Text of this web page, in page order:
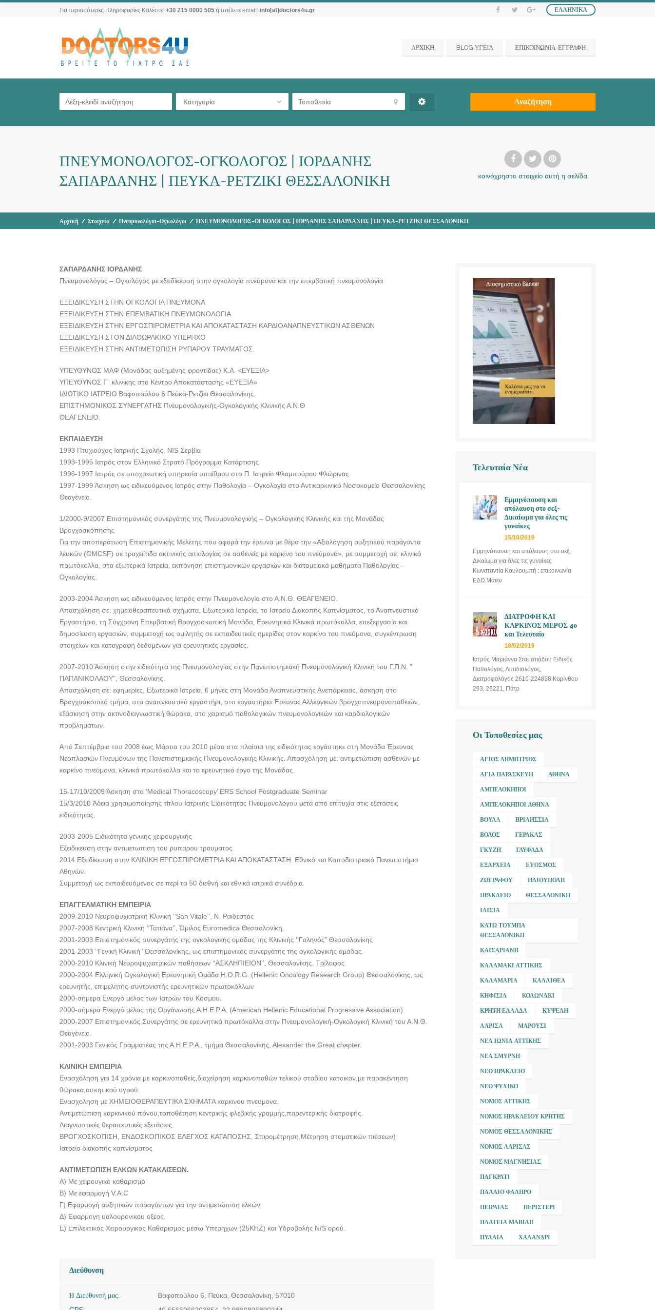
ΕΛΛΗΝΙΚΆ
Για περισσότερες Πληροφορίες Καλέστε: +30 215 0000 505 ή στείλετε email: info[at]doctors4u.gr
ΑΡΧΙΚΗ BLOG ΥΓΕΙΑ ΕΠΙΚΟΙΝΩΝΙΑ-ΕΓΓΡΑΦΗ
Κατηγορία Αναζήτηση
ΠΝΕΥΜΟΝΟΛΟΓΟΣ-ΟΓΚΟΛΟΓΟΣ | ΙΟΡΔΑΝΗΣ
ΣΑΠΑΡΔΑΝΗΣ | ΠΕΥΚΑ-ΡΕΤΖΙΚΙ ΘΕΣΣΑΛΟΝΙΚΗ
κοινόχρηστο στοιχείο αυτή η σελίδα
Αρχική / Στοιχεία / Πνευμονολόγοι-Ογκολόγοι / ΠΝΕΥΜΟΝΟΛΟΓΟΣ-ΟΓΚΟΛΟΓΟΣ | ΙΟΡΔΑΝΗΣ ΣΑΠΑΡΔΑΝΗΣ | ΠΕΥΚΑ-ΡΕΤΖΙΚΙ ΘΕΣΣΑΛΟΝΙΚΗ
ΣΑΠΑΡΔΑΝΗΣ ΙΟΡΔΑΝΗΣ
Πνευμονολόγος – Ογκολόγος με εξειδίκευση στην ογκολογία πνεύμονα και την επεμβατική πνευμονολογία
ΕΞΕΙΔΙΚΕΥΣΗ ΣΤΗΝ ΟΓΚΟΛΟΓΙΑ ΠΝΕΥΜΟΝΑ
ΕΞΕΙΔΙΚΕΥΣΗ ΣΤΗΝ ΕΠΕΜΒΑΤΙΚΗ ΠΝΕΥΜΟΝΟΛΟΓΙΑ
ΕΞΕΙΔΙΚΕΥΣΗ ΣΤΗΝ ΕΡΓΟΣΠΙΡΟΜΕΤΡΙΑ ΚΑΙ ΑΠΟΚΑΤΑΣΤΑΣΗ ΚΑΡΔΙΟΑΝΑΠΝΕΥΣΤΙΚΩΝ ΑΣΘΕΝΩΝ
ΕΞΕΙΔΙΚΕΥΣΗ ΣΤΟΝ ΔΙΑΘΩΡΑΚΙΚΟ ΥΠΕΡΗΧΟ
ΕΞΕΙΔΙΚΕΥΣΗ ΣΤΗΝ ΑΝΤΙΜΕΤΩΠΙΣΗ ΡΥΠΑΡΟΥ ΤΡΑΥΜΑΤΟΣ.
ΥΠΕΥΘΥΝΟΣ ΜΑΦ (Μονάδας αυξημένης φροντίδας) Κ.Α. <ΕΥΕΞΙΑ>
ΥΠΕΥΘΥΝΟΣ Γ΄ κλινικης στο Κέντρο Αποκατάστασης «ΕΥΕΞΙΑ»
ΙΔΙΩΤΙΚΟ ΙΑΤΡΕΙΟ Βαφοπούλου 6 Πεύκα-Ρετζίκι Θεσσαλονίκης.
ΕΠΙΣΤΗΜΟΝΙΚΟΣ ΣΥΝΕΡΓΑΤΗΣ Πνευμονολογικής-Ογκολογικής Κλινικής Α.Ν.Θ
ΘΕΑΓΕΝΕΙΟ.
ΕΚΠΑΙΔΕΥΣΗ
1993 Πτυχιούχος Ιατρικής Σχολής, ΝΙS Σερβία
1993-1995 Ιατρός στον Ελληνικό Στρατό Πρόγραμμα Κατάρτισης
1996-1997 Ιατρός σε υποχρεωτική υπηρεσία υπαίθρου στο Π. Ιατρείο Φλαμπούρου Φλώρινας.
1997-1999 Άσκηση ως ειδικευόμενος Ιατρός στην Παθολογία – Ογκολογία στο Αντικαρκινικό Νοσοκομείο Θεσσαλονίκης
Θεαγένειο.
1/2000-9/2007 Επιστημονικός συνεργάτης της Πνευμονολογικής – Ογκολογικής Κλινικής και της Μονάδας
Βρογχοσκόπησης
Για την αποπεράτωση Επιστημονικής Μελέτης που αφορά την έρευνα με θέμα την «Αξιολόγηση αυξητικού παράγοντα
λευκών (GMCSF) σε τραχειίτιδα ακτινικής αιτιολογίας σε ασθενείς με καρκίνο του πνεύμονα», με συμμετοχή σε: κλινικά
πρωτόκολλα, στα εξωτερικά Ιατρεία, εκπόνηση επιστημονικών εργασιών και διατομειακά μαθήματα Παθολογίας –
Ογκολογίας.
2003-2004 Άσκηση ως ειδικευόμενος Ιατρός στην Πνευμονολογία στο Α.Ν.Θ. ΘΕΑΓΕΝΕΙΟ.
Απασχόληση σε: χημειοθεραπευτικά σχήματα, Εξωτερικά Ιατρεία, το Ιατρείο Διακοπής Καπνίσματος, το Αναπνευστικό
Εργαστήριο, τη Σύγχρονη Επεμβατική Βρογχοσκοπική Μονάδα, Ερευνητικά Κλινικά πρωτόκολλα, επεξεργασία και
δημοσίευση εργασιών, συμμετοχή ως ομιλητής σε εκπαιδευτικές ημερίδες στον καρκίνο του πνεύμονα, συγκέντρωση
στοιχείων και καταγραφή δεδομένων για ερευνητικές εργασίες.
2007-2010 Άσκηση στην ειδικότητα της Πνευμονολογίας στην Πανεπιστημιακή Πνευμονολογική Κλινική του Γ.Π.Ν. ”
ΠΑΠΑΝΙΚΟΛΑΟΥ”, Θεσσαλονίκης.
Απασχόληση σε: εφημερίες, Εξωτερικά Ιατρεία, 6 μήνες στη Μονάδα Αναπνευστικής Ανεπάρκειας, άσκηση στο
Βρογχοσκοπικό τμήμα, στο αναπνευστικό εργαστήρι, στο εργαστήριο Έρευνας Αλλεργικών βρογχοπνευμονοπαθειών,
εξάσκηση στην ακτινοδιαγνωστική θώρακα, στο χειρισμό παθολογικών πνευμονολογικών και καρδιολογικών
προβλημάτων.
Από Σεπτέμβριο του 2008 έως Μάρτιο του 2010 μέσα στα πλαίσια της ειδικότητας εργάστηκε στη Μονάδα Έρευνας
Νεοπλασιών Πνευμόνων της Πανεπιστημιακής Πνευμονολογικής Κλινικής. Απασχόληση με: αντιμετώπιση ασθενών με
καρκίνο πνεύμονα, κλινικά πρωτόκολλα και το ερευνητικό έργο της Μονάδας.
15-17/10/2009 Άσκηση στο ‘Μedical Thoracoscopy’ ERS School Postgraduate Seminar
15/3/2010 Άδεια χρησιμοποίησης τίτλου Ιατρικής Ειδικότητας Πνευμονολόγου μετά από επιτυχία στις εξετάσεις
ειδικότητας.
2003-2005 Eιδικότητα γενικης χειρουργικής
Εξειδικευση στην αντιμετωπιση του ρυπαρου τραυματος.
2014 Εξειδίκευση στην ΚΛΙΝΙΚΗ ΕΡΓΟΣΠΙΡΟΜΕΤΡΙΑ ΚΑΙ ΑΠΟΚΑΤΑΣΤΑΣΗ. Εθνικό και Καποδιστριακό Πανεπιστήμιο
Αθηνών.
Συμμετοχή ως εκπαιδευόμενος σε περί τα 50 διεθνή και εθνικά ιατρικά συνέδρια.
ΕΠΑΓΓΕΛΜΑΤΙΚΗ ΕΜΠΕΙΡΙΑ
2009-2010 Νευροψυχιατρική Κλινική ‘‘San Vitale’’, Ν. Ραιδεστός
2007-2008 Κεντρική Κλινική ‘‘Τατιάνα’’, Όμιλος Euromedica Θεσσαλονίκη.
2001-2003 Επιστημονικός συνεργάτης της ογκολογικής ομάδας της Κλινικής ‘‘Γαληνός’’ Θεσσαλονίκης
2001-2003 ‘‘Γενική Κλινική’’ Θεσσαλονίκης, ως επιστημονικός συνεργάτης της ογκολογικής ομάδας.
2000-2010 Κλινική Νευροψυχιατρικών παθήσεων ‘‘ΑΣΚΛΗΠΙΕΙΟΝ’’, Θεσσαλονίκης. Τρίλοφος
2000-2004 Ελληνική Ογκολογική Ερευνητική Ομάδα Η.O.R.G. (Hellenic Oncology Research Group) Θεσσαλονίκης, ως
ερευνητής, επιμελητής-συντονιστής ερευνητικών πρωτοκόλλων
2000-σήμερα Ενεργό μέλος των Ιατρών του Κόσμου.
2000-σήμερα Ενεργό μέλος της Οργάνωσης Α.Η.Ε.Ρ.Α. (American Hellenic Educational Progressive Association)
2000-2007 Επιστημονικός Συνεργάτης σε ερευνητικά πρωτόκολλα στην Πνευμονολογική-Ογκολογική Κλινική του Α.Ν.Θ.
Θεαγένειο.
2001-2003 Γενικός Γραμματέας της Α.Η.Ε.Ρ.Α., τμήμα Θεσσαλονίκης, Αlexander the Great chapter.
ΚΛΙΝΙΚΗ ΕΜΠΕΙΡΙΑ
Eνασχόληση για 14 χρόνια με καρκινοπαθείς,διαχείρηση καρκινοπαθών τελικού σταδίου κατοικον,με παρακέντηση
θώρακα,ασκητικού υγρού.
Ενασχοληση με ΧΗΜΕΙΟΘΕΡΑΠΕΥΤΙΚΑ ΣΧΗΜΑΤΑ καρκινου πνευμονα.
Αντιμετώπιση καρκινικού πόνου,τοποθέτηση κεντρικής φλεβικής γραμμής,παρεντερικής διατροφής.
Διαγνωστικές θεραπευτικές εξετάσεις.
ΒΡΟΓΧΟΣΚΟΠΙΣΗ, ΕΝΔΟΣΚΟΠΙΚΟΣ ΕΛΕΓΧΟΣ ΚΑΤΑΠΟΣΗΣ, Σπιρομέτρηση,Μέτρηση στοματικών πιέσεων)
Ιατρείο διακοπής καπνίσματος
ΑΝΤΙΜΕΤΩΠΙΣΗ ΕΛΚΩΝ ΚΑΤΑΚΛΙΣΕΩΝ.
Α) Με χειρουγικό καθαρισμό
Β) Με εφαρμογή V.A.C
Γ) Εφαρμογή αυξητικών παραγόντων για την αντιμετώπιση ελκών
Δ) Εφαρμογη υαλουρονικου οξεος.
Ε) Επιλεκτικός Χειρουργικος Καθαρισμος μεσω Υπερηχων (25ΚΗΖ) και Υδροβολής N/S ορού.
Διεύθυνση
Η Διεύθυνσή μας:
Βαφοπούλου 6, Πεύκα, Θεσσαλονίκη, 57010
Τελευταία Νέα
Εμμηνόπαυση και
απόλαυση στο σεξ-
Δικαίωμα για όλες τις
γυναίκες
15/10/2019
Εμμηνόπαυση και απόλαυση στο σεξ,
Δικαίωμα για όλες τις γυναίκες
Κωνσταντία Κουλουμπή : επικοινωνία
ΕΔΩ Μαιευ
ΔΙΑΤΡΟΦΗ ΚΑΙ
ΚΑΡΚΙΝΟΣ ΜΕΡΟΣ 4ο
και Τελευταίο
18/02/2019
Ιατρός Μαριάννα Σταματιάδου Ειδικός
Παθολόγος, Λιπιδιολόγος,
Διατροφολόγος 2610-224858 Κορίνθου
293, 26221, Πάτρ
Οι Τοποθεσίες μας
ΆΓΙΟΣ ΔΗΜΉΤΡΙΟΣ
ΑΓΊΑ ΠΑΡΑΣΚΕΥΉ ΑΘΉΝΑ
ΑΜΠΕΛΌΚΗΠΟΙ
ΑΜΠΕΛΌΚΗΠΟΙ ΑΘΉΝΑ
ΒΟΎΛΑ ΒΡΙΛΉΣΣΙΑ
ΒΌΛΟΣ ΓΈΡΑΚΑΣ
ΓΚΎΖΗ ΓΛΥΦΆΔΑ
ΕΞΆΡΧΕΙΑ ΕΎΟΣΜΟΣ
ΖΩΓΡΆΦΟΥ ΗΛΙΟΎΠΟΛΗ
ΗΡΆΚΛΕΙΟ ΘΕΣΣΑΛΟΝΊΚΗ
ΙΛΊΣΙΑ
ΚΆΤΩ ΤΟΎΜΠΑ
ΘΕΣΣΑΛΟΝΊΚΗ
ΚΑΙΣΑΡΙΑΝΉ
ΚΑΛΑΜΆΚΙ ΑΤΤΙΚΉΣ
ΚΑΛΑΜΑΡΙΆ ΚΑΛΛΙΘΈΑ
ΚΗΦΙΣΙΆ ΚΟΛΩΝΆΚΙ
ΚΡΉΤΗ ΕΛΛΆΔΑ ΚΥΨΈΛΗ
ΛΆΡΙΣΑ ΜΑΡΟΎΣΙ
ΝΈΑ ΙΩΝΊΑ ΑΤΤΙΚΉΣ
ΝΈΑ ΣΜΎΡΝΗ
ΝΈΟ ΗΡΆΚΛΕΙΟ
ΝΈΟ ΨΥΧΙΚΌ
ΝΟΜΌΣ ΑΤΤΙΚΉΣ
ΝΟΜΌΣ ΗΡΑΚΛΕΊΟΥ ΚΡΉΤΗΣ
ΝΟΜΌΣ ΘΕΣΣΑΛΟΝΊΚΗΣ
ΝΟΜΌΣ ΛΆΡΙΣΑΣ
ΝΟΜΌΣ ΜΑΓΝΗΣΊΑΣ
ΠΑΓΚΡΆΤΙ
ΠΑΛΑΙΌ ΦΆΛΗΡΟ
ΠΕΙΡΑΙΆΣ ΠΕΡΙΣΤΈΡΙ
ΠΛΑΤΕΊΑ ΜΑΒΊΛΗ
ΠΥΛΑΊΑ ΧΑΛΆΝΔΡΙ